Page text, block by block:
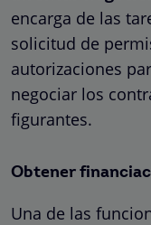
encarga de las
solicitud de
autorizaciones
negociar los
figurantes.
Obtener
Una de las